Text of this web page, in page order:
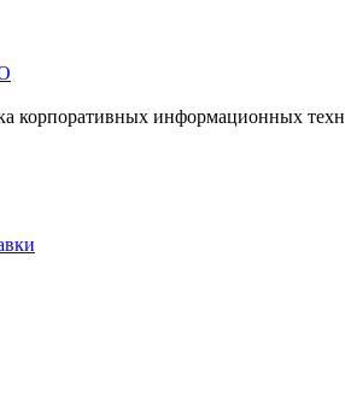
корпоративных информационных